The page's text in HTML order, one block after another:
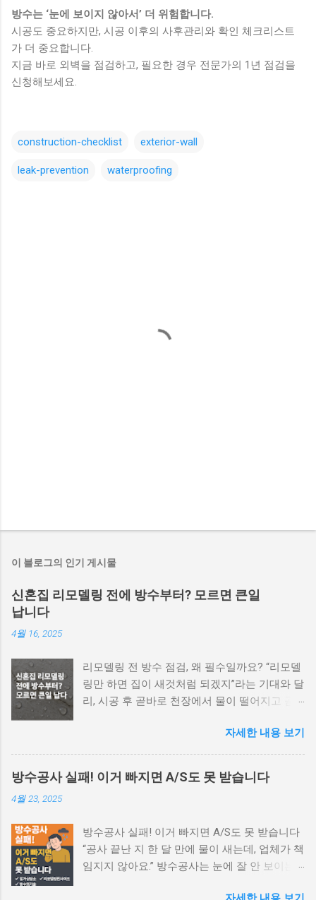
방수는 ‘눈에 보이지 않아서’ 더 위험합니다.
시공도 중요하지만, 시공 이후의 사후관리와 확인 체크리스트
가 더 중요합니다.
지금 바로 외벽을 점검하고, 필요한 경우 전문가의 1년 점검을
신청해보세요.
construction-checklist exterior-wall
leak-prevention waterproofing
이 블로그의 인기 게시물
신혼집 리모델링 전에 방수부터? 모르면 큰일
납니다
4월 16, 2025
리모델링 전 방수 점검, 왜 필수일까요? “리모델
링만 하면 집이 새것처럼 되겠지”라는 기대와 달
리, 시공 후 곧바로 천장에서 물이 떨어지고 곰
다. 그 이유는 간단합니다. 방수 점검 없이 리모
델링을 시작했기 때문 입니다. 🔎 리모델링 전
방수 점검이 필요한 이유 누수 원인을 덮어버리
는 시공 – 하자 원인을 해결하지 않고 인테리어
손상되기 쉽습니다. 2차 공사로 인한 이중 비용
발생 – 방수 문제가 발생하면 도배·마루·타일을
다시 걷어야 합니다. 🏡 어떤 부분의 방수를 점
자세한 내용 보기
방수공사 실패! 이거 빠지면 A/S도 못 받습니다
4월 23, 2025
방수공사 실패! 이거 빠지면 A/S도 못 받습니다
“공사 끝난 지 한 달 만에 물이 새는데, 업체가 책
임지지 않아요.” 방수공사는 눈에 잘 안 보이는